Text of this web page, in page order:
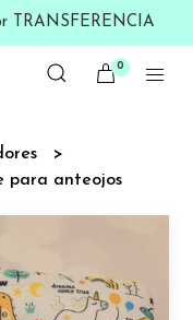
TRANSFERENCIA
0
para anteojos